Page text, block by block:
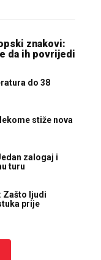
znakovi:
da ih povrijedi
do 38
stiže nova
zalogaj i
turu
Zašto ljudi
prije